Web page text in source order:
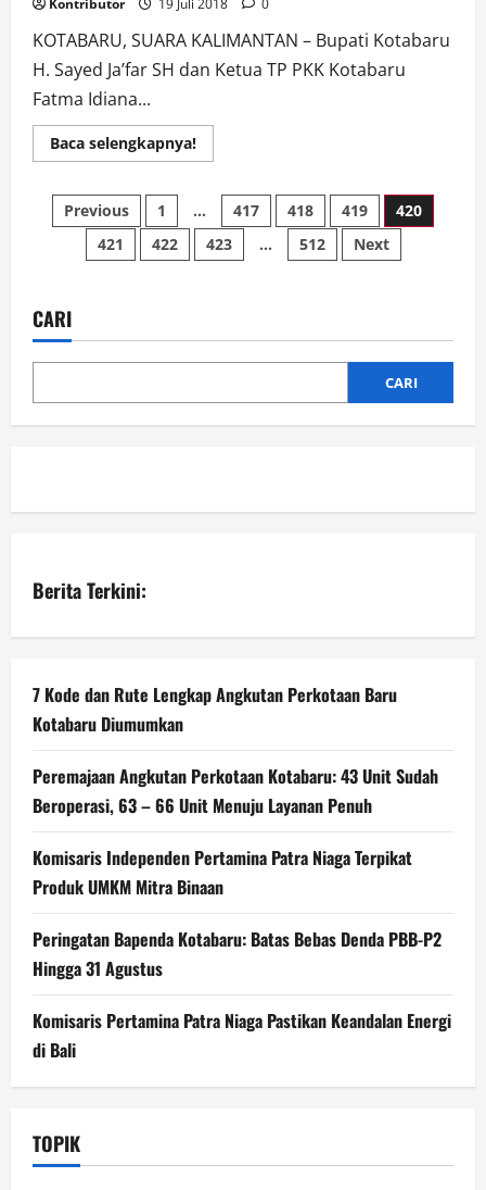
KOTABARU, SUARA KALIMANTAN – Bupati Kotabaru
H. Sayed Ja’far SH dan Ketua TP PKK Kotabaru
Fatma Idiana...
Baca selengkapnya!Read
more
Berikan
Bantuan
Ke
Warga
Korban
Paginasi
Previous 1 … 417 418 419
420
421
422 423 … 512 Next
CARI
CARI
Berita Terkini:
7 Kode dan Rute Lengkap Angkutan Perkotaan Baru
Kotabaru Diumumkan
Peremajaan Angkutan Perkotaan Kotabaru: 43 Unit Sudah
Beroperasi, 63 – 66 Unit Menuju Layanan Penuh
Komisaris Independen Pertamina Patra Niaga Terpikat
Produk UMKM Mitra Binaan
Peringatan Bapenda Kotabaru: Batas Bebas Denda PBB-P2
Hingga 31 Agustus
Komisaris Pertamina Patra Niaga Pastikan Keandalan Energi
di Bali
TOPIK